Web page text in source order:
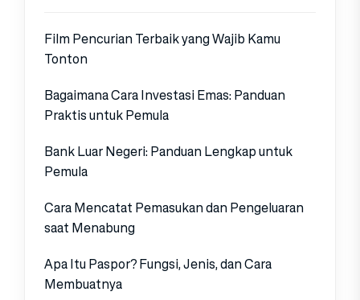
Film Pencurian Terbaik yang Wajib Kamu
Tonton
Bagaimana Cara Investasi Emas: Panduan
Praktis untuk Pemula
Bank Luar Negeri: Panduan Lengkap untuk
Pemula
Cara Mencatat Pemasukan dan Pengeluaran
saat Menabung
Apa Itu Paspor? Fungsi, Jenis, dan Cara
Membuatnya